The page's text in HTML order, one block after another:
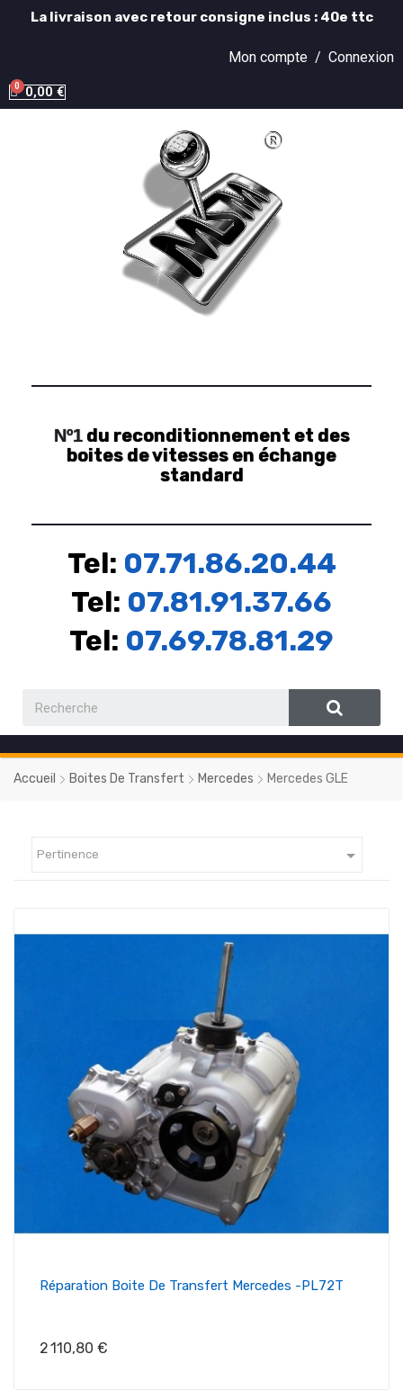
La livraison avec retour consigne inclus : 40e ttc
Mon compte / Connexion
0,00 €
Nº1du reconditionnement et des
boites de vitesses en échange
standard
Tel: 07.71.86.20.44
Tel: 07.81.91.37.66
Tel: 07.69.78.81.29
Accueil Boites De Transfert Mercedes Mercedes GLE
Pertinence 
Réparation Boite De Transfert Mercedes -PL72T
Prix
2 110,80 €